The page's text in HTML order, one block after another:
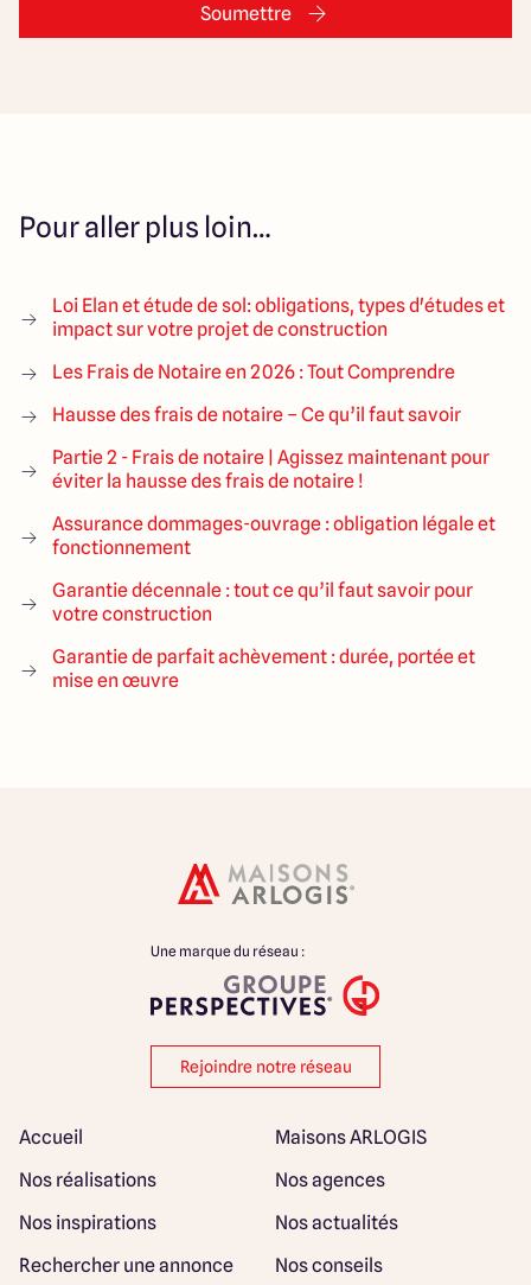
Soumettre
Pour aller plus loin…
Loi Elan et étude de sol: obligations, types d'études et
impact sur votre projet de construction
Les Frais de Notaire en 2026 : Tout Comprendre
Hausse des frais de notaire – Ce qu’il faut savoir
Partie 2 - Frais de notaire | Agissez maintenant pour
éviter la hausse des frais de notaire !
Assurance dommages-ouvrage : obligation légale et
fonctionnement
Garantie décennale : tout ce qu’il faut savoir pour
votre construction
Garantie de parfait achèvement : durée, portée et
mise en œuvre
Une marque du réseau :
Rejoindre notre réseau
Accueil
Maisons ARLOGIS
Nos réalisations
Nos agences
Nos inspirations
Nos actualités
Rechercher une annonce
Nos conseils